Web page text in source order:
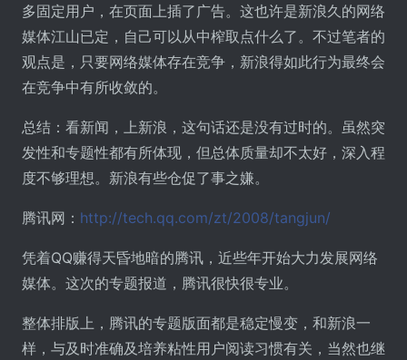
多固定用户，在页面上插了广告。这也许是新浪久的网络
媒体江山已定，自己可以从中榨取点什么了。不过笔者的
观点是，只要网络媒体存在竞争，新浪得如此行为最终会
在竞争中有所收敛的。
总结：看新闻，上新浪，这句话还是没有过时的。虽然突
发性和专题性都有所体现，但总体质量却不太好，深入程
度不够理想。新浪有些仓促了事之嫌。
腾讯网： http://tech.qq.com/zt/2008/tangjun/
凭着QQ赚得天昏地暗的腾讯，近些年开始大力发展网络
媒体。这次的专题报道，腾讯很快很专业。
整体排版上，腾讯的专题版面都是稳定慢变，和新浪一
样，与及时准确及培养粘性用户阅读习惯有关，当然也继